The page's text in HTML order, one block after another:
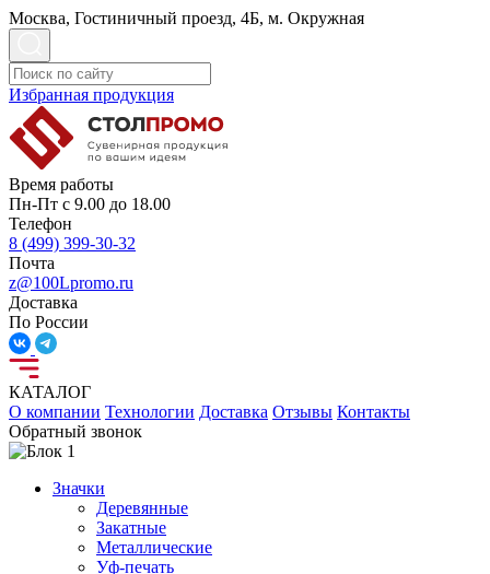
Москва, Гостиничный проезд, 4Б, м. Окружная
Избранная продукция
Время работы
Пн-Пт с 9.00 до 18.00
Телефон
8 (499) 399-30-32
Почта
z@100Lpromo.ru
Доставка
По России
КАТАЛОГ
О компании Технологии Доставка Отзывы Контакты
Обратный звонок
Значки
Деревянные
Закатные
Металлические
Уф-печать